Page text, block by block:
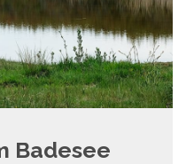
Badesee